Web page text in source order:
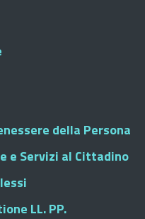
della Persona
e Servizi al Cittadino
LL. PP.